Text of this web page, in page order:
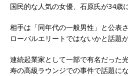
国民的な人気の女優、石原氏が34歳
相手は「同年代の一般男性」と公表
ローバルエリートではないかと話題が
連続起業家として一部で有名だった
寿の高級ラウンジでの事件で話題にな